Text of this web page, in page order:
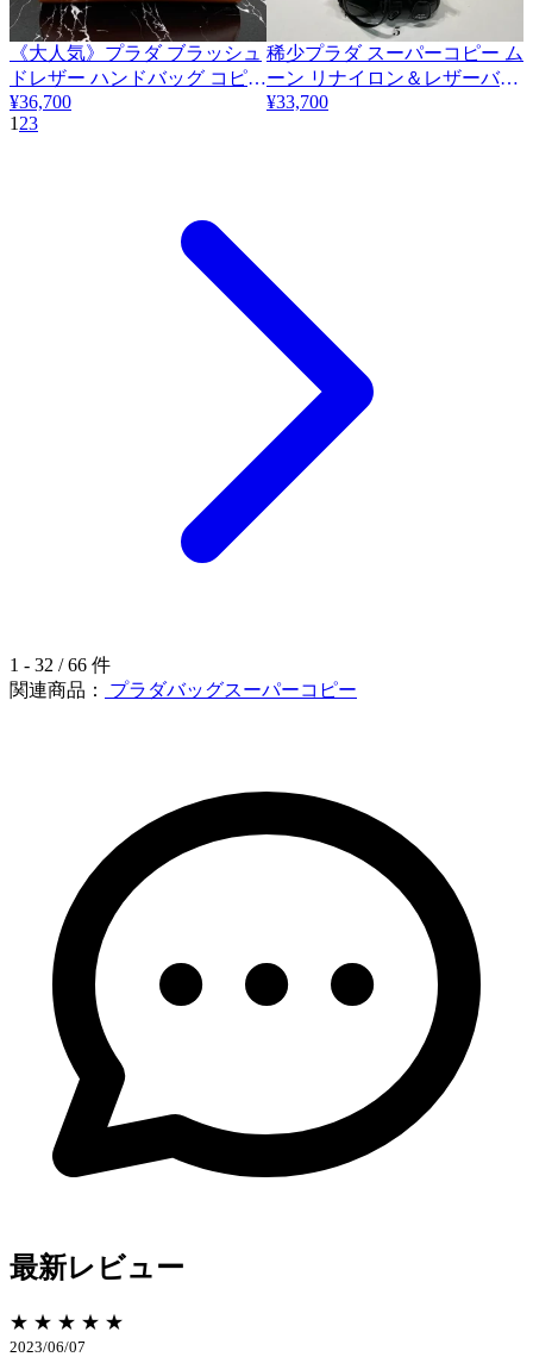
《大人気》プラダ ブラッシュ
ドレザー ハンドバッグ コピー
pud68184
¥36,700
稀少プラダ スーパーコピー ム
ーン リナイロン＆レザーバッ
グ 5色 puk40084
¥33,700
1 23
1 - 32 / 66 件
関連商品：
プラダバッグスーパーコピー
最新レビュー
★ ★ ★ ★ ★
2023/06/07